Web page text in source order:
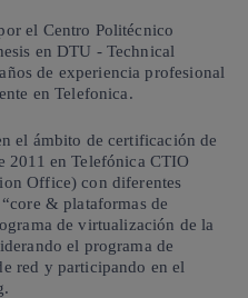
el Centro Politécnico
en DTU - Technical
de experiencia profesional
en Telefonica.
el ámbito de certificación de
2011 en Telefónica CTIO
Office) con diferentes
& plataformas de
de virtualización de la
el programa de
red y participando en el